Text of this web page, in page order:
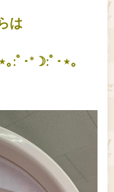
は
｡:ﾟ･*☽:ﾟ･⋆｡